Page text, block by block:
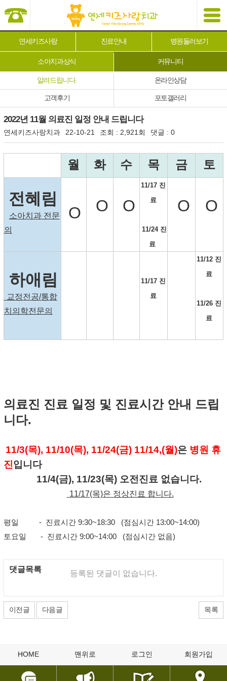
연세키즈사랑 진료안내 병원둘러보기
소아치과상식 커뮤니티
알려드립니다. 온라인상담
고객후기 포토갤러리
2022년 11월 의료진 일정 안내 드립니다
연세키즈사랑치과 22-10-21 조회 : 2,921회 댓글 : 0
월 화 수 목 금 토
전혜림
소아치과 전문
의
O O O
11/17 진
료
11/24 진
료
O O
하애림
교정전공/통합
치의학전문의
11/17 진
료
11/12 진
료
11/26​ 진
료
의료진 진료 일정 및 진료시간 안내 드립
니다.
11/3(목), 11/10(목), 11/24(금) 11/14,(월)은 병원 휴
진입니다
11/4(금), 11/23(목) 오전진료 없습니다.
11/17(목)은 정상진료 합니다.
평일 - 진료시간 9:30~18:30 (점심시간 13:00~14:00)
토요일 - 진료시간 9:00~14:00 (점심시간 없음)
댓글목록 등록된 댓글이 없습니다.
이전글 다음글 목록
HOME 맨위로 로그인 회원가입